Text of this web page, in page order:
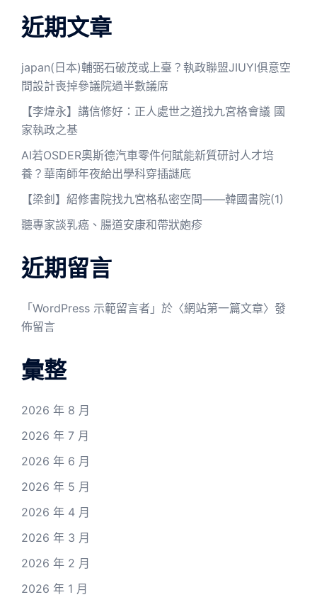
近期文章
japan(日本)輔弼石破茂或上臺？執政聯盟JIUYI俱意空
間設計喪掉參議院過半數議席
【李煒永】講信修好：正人處世之道找九宮格會議 國
家執政之基
AI若OSDER奧斯德汽車零件何賦能新質研討人才培
養？華南師年夜給出學科穿插謎底
【梁釗】紹修書院找九宮格私密空間——韓國書院(1)
聽專家談乳癌、腸道安康和帶狀皰疹
近期留言
「 WordPress 示範留言者 」於〈網站第一篇文章〉發
佈留言
彙整
2026 年 8 月
2026 年 7 月
2026 年 6 月
2026 年 5 月
2026 年 4 月
2026 年 3 月
2026 年 2 月
2026 年 1 月